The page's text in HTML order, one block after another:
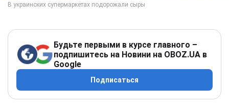
Будьте первыми в курсе главного –
подпишитесь на Новини на OBOZ.UA в
Google
Подписаться